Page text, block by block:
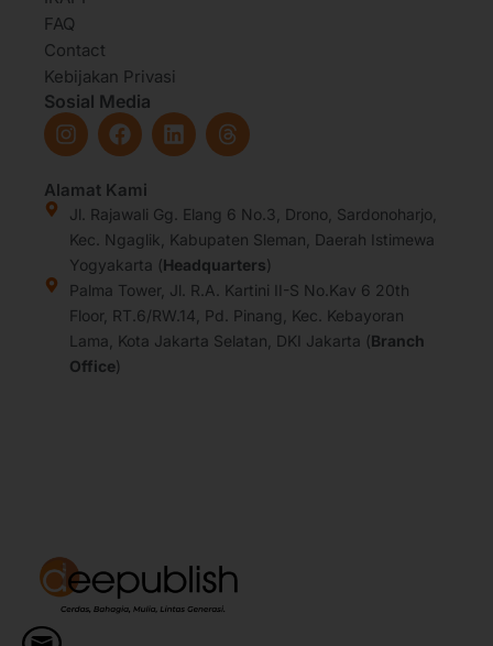
FAQ
Contact
Kebijakan Privasi
Sosial Media
I
n
t
a
g
r
a
m
F
a
e
b
o
o
k
L
i
e
d
i
n
T
h
a
d
s
Alamat Kami
Jl. Rajawali Gg. Elang 6 No.3, Drono, Sardonoharjo,
Kec. Ngaglik, Kabupaten Sleman, Daerah Istimewa
Yogyakarta (Headquarters)
Palma Tower, Jl. R.A. Kartini II-S No.Kav 6 20th
Floor, RT.6/RW.14, Pd. Pinang, Kec. Kebayoran
Lama, Kota Jakarta Selatan, DKI Jakarta (Branch
Office)